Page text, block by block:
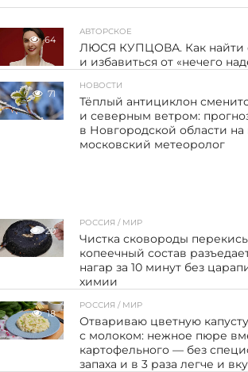
64
АВТОРСКОЕ
ЛЮСЯ КУПЦОВА. Как найти
и избавиться от «нечего
71
НОВОСТИ
Тёплый антициклон
и северным ветром:
в Новгородской области
московский метеоролог
20
РОССИЯ / МИР
Чистка сковороды
копеечный состав
нагар за 10 минут без
химии
18
РОССИЯ / МИР
Отвариваю цветную
с молоком: нежное пюре
картофельного — без
запаха и в 3 раза легче и